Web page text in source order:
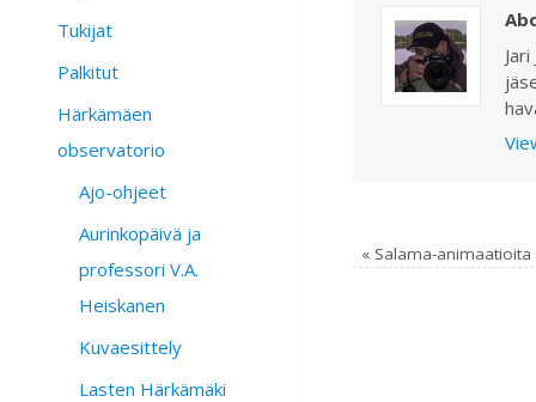
« Salama-animaatioita
Tukijat
Palkitut
Härkämäen
observatorio
Ajo-ohjeet
Aurinkopäivä ja
professori V.A.
Heiskanen
Kuvaesittely
Lasten Härkämäki